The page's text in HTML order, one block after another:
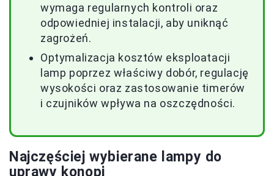
wymaga regularnych kontroli oraz
odpowiedniej instalacji, aby uniknąć
zagrożeń.
Optymalizacja kosztów eksploatacji
lamp poprzez właściwy dobór, regulację
wysokości oraz zastosowanie timerów
i czujników wpływa na oszczędności.
Najczęściej wybierane lampy do
uprawy konopi